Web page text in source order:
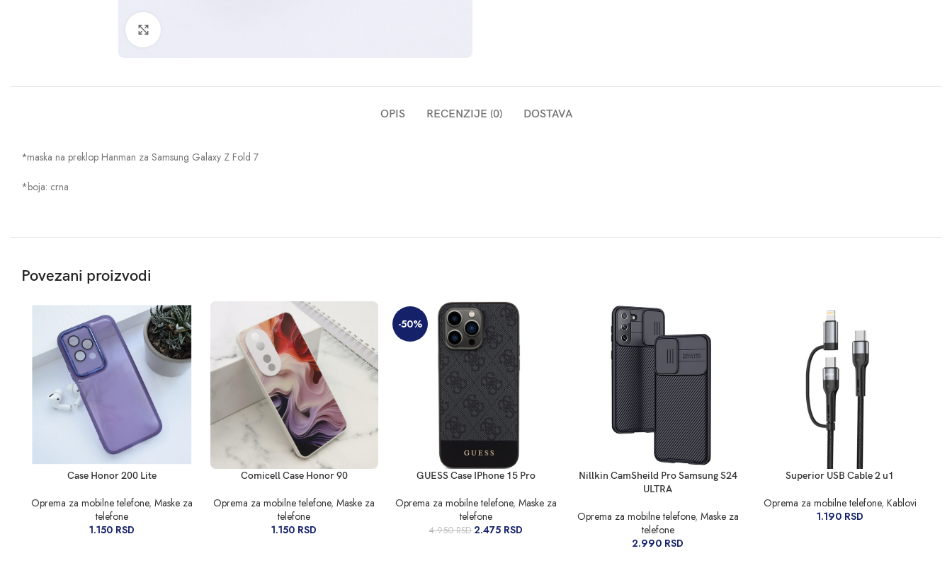
OPIS RECENZIJE (0) DOSTAVA
*maska na preklop Hanman za Samsung Galaxy Z Fold 7
*boja: crna
Povezani proizvodi
DODAJ U KORPUCase Honor 200 Lite
Oprema za mobilne telefone,Maske za
telefone
1.150 RSD
DODAJ U KORPU
Comicell Case Honor 90
Oprema za mobilne telefone,Maske za
telefone
1.150 RSD
-50%
DODAJ U KORPU
GUESS Case IPhone 15 Pro
Oprema za mobilne telefone, Maske za
telefone
4.950RSD 2.475 RSD
DODAJ U KORPU
Nillkin CamSheild Pro Samsung S24
ULTRA
Oprema za mobilne telefone, Maske za
telefone
2.990 RSD
DODAJ U KORPU
Superior USB Cable 2 u1
Oprema za mobilne telefone, Kablovi
1.190 RSD